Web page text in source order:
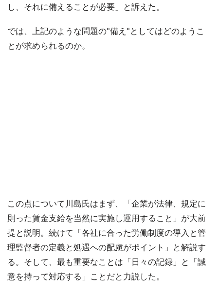
し、それに備えることが必要」と訴えた。
では、上記のような問題の"備え"としてはどのようこ
とが求められるのか。
この点について川島氏はまず、「企業が法律、規定に
則った賃金支給を当然に実施し運用すること」が大前
提と説明。続けて「各社に合った労働制度の導入と管
理監督者の定義と処遇への配慮がポイント」と解説す
る。そして、最も重要なことは「日々の記録」と「誠
意を持って対応する」ことだと力説した。